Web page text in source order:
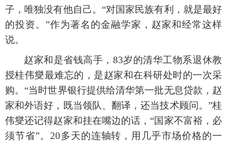
子，唯独没有他自己。 “对国家民族有利，就是最好
的投资。”作为著名的金融学家，赵家和经常这样
说。
赵家和是省钱高手， 83岁的清华工物系退休教
授桂伟燮最难忘的，是赵家和在科研处时的一次采
购。“当时世界银行提供给清华第一批无息贷款，赵
家和外语好，既当领队、翻译，还当技术顾问。”桂
伟燮还记得赵家和挂在嘴边的话，“国家不富裕，必
须节省”。20多天的连轴转，用几乎市场价格的一